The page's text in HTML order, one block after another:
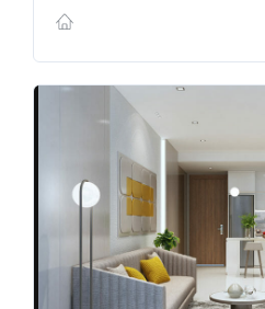
Lost your password?